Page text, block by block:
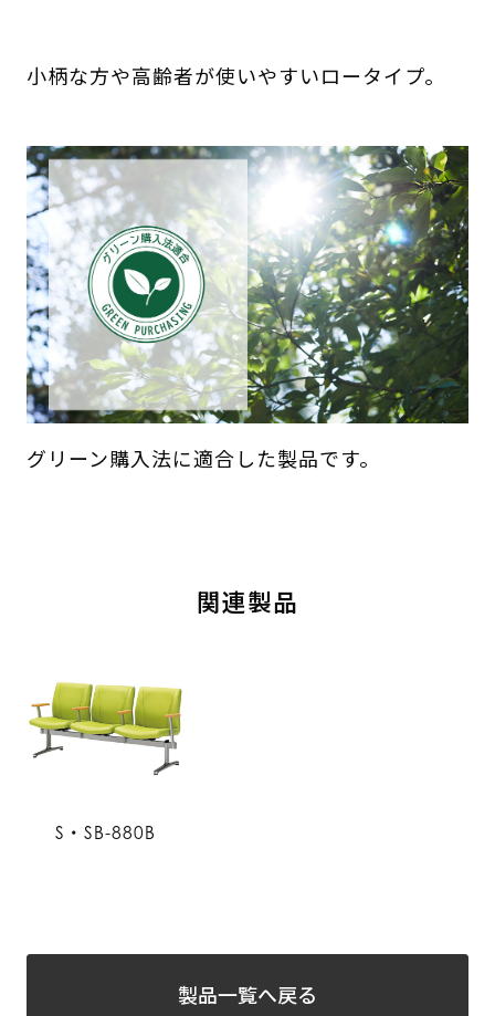
小柄な方や高齢者が使いやすいロータイプ。
グリーン購入法に適合した製品です。
関連製品
S・SB-880B
製品一覧へ戻る